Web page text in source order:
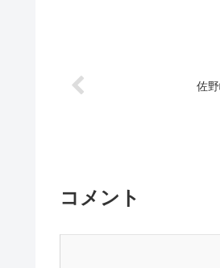
佐
コメント